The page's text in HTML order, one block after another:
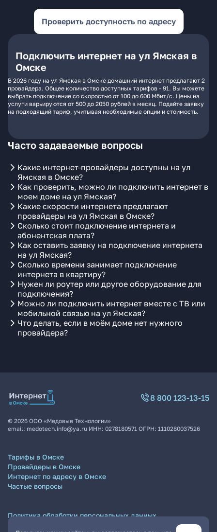
Проверить доступность по адресу
Подключить интернет на ул Ямская в
Омске
В 2026 году на ул Ямская в Омске домашний интернет предлагают 2
провайдера. Общее количество доступных тарифов - 91. Вы можете
выбрать подключение со скоростью от 100 до 600 Мбит/с. Цены на
услуги варьируются от 500 до 2050 рублей в месяц. Подайте заявку
на подходящий тариф, учитывая необходимые опции и стоимость.
Часто задаваемые вопросы
Какие интернет-провайдеры доступны на ул
Ямская в Омске?
Как проверить, можно ли подключить интернет в
моем доме на ул Ямская?
Какие скорости интернета предлагают
провайдеры на ул Ямская в Омске?
Сколько стоит подключение интернета и
абонентская плата?
Как оставить заявку на подключение интернета
на ул Ямская?
Сколько времени занимает подключение
интернета в квартиру?
Нужен ли роутер или другое оборудование для
подключения?
Можно ли подключить интернет вместе с ТВ или
мобильной связью на ул Ямская?
Что делать, если в моём доме нет нужного
провайдера?
8 800 123-13-15
© 2026 ООО «Медовые Технологии»
email: medotech.info@ya.ru ИНН: 0278180571 ОГРН: 1110280037526
Тарифы в Омске
Провайдеры в Омске
Интернет по адресу в Омске
Частые вопросы
Политика обработки персональных данных